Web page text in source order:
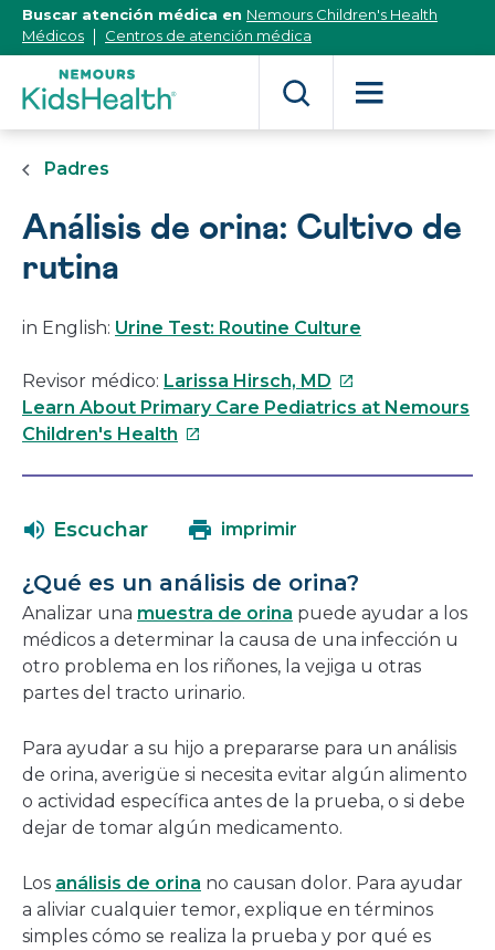
[Skip
Content]
Buscar atención médica en Nemours Children's Health
Médicos
Centros de atención médica
Padres
Análisis de orina: Cultivo de
rutina
in English: Urine Test: Routine Culture
Revisor médico: Larissa Hirsch, MD Este
enlace
Learn About Primary Care Pediatrics at Nemours
Children's Health Este
en
nueva
ventana
Escuchar imprimir
¿Qué es un análisis de orina?
Analizar una muestra de orina puede ayudar a los
médicos a determinar la causa de una infección u
otro problema en los riñones, la vejiga u otras
partes del tracto urinario.
Para ayudar a su hijo a prepararse para un análisis
de orina, averigüe si necesita evitar algún alimento
o actividad específica antes de la prueba, o si debe
dejar de tomar algún medicamento.
Los análisis de orina no causan dolor. Para ayudar
a aliviar cualquier temor, explique en términos
simples cómo se realiza la prueba y por qué es